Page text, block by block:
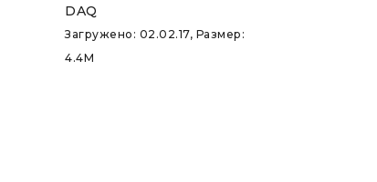
DAQ
Загружено: 02.02.17, Размер:
4.4M